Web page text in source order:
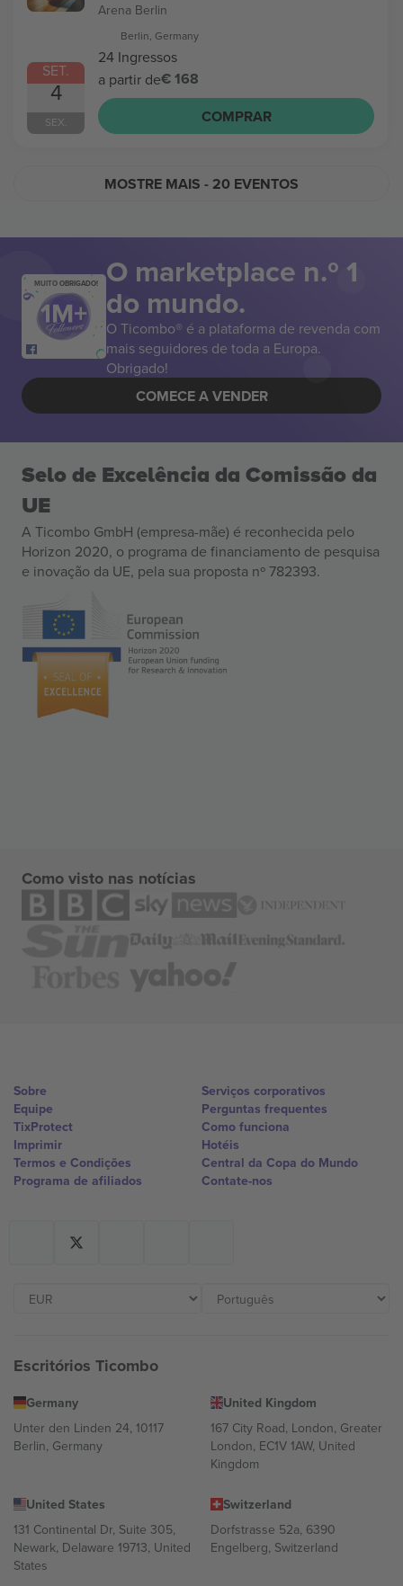
SET.
4
SEX.
Arena Berlin
Berlin, Germany
24 Ingressos
a partir de€ 168
COMPRAR
MOSTRE MAIS - 20 EVENTOS
MUITO OBRIGADO! O marketplace n.º 1
do mundo.
O Ticombo® é a plataforma de revenda com
mais seguidores de toda a Europa.
Obrigado!
COMECE A VENDER
Selo de Excelência da Comissão da
UE
A Ticombo GmbH (empresa-mãe) é reconhecida pelo
Horizon 2020, o programa de financiamento de pesquisa
e inovação da UE, pela sua proposta nº 782393.
Como visto nas notícias
Sobre
Equipe
TixProtect
Imprimir
Termos e Condições
Programa de afiliados
Serviços corporativos
Perguntas frequentes
Como funciona
Hotéis
Central da Copa do Mundo
Contate-nos
Escritórios Ticombo
Germany
Unter den Linden 24, 10117
Berlin, Germany
United Kingdom
167 City Road, London, Greater
London, EC1V 1AW, United
Kingdom
United States
131 Continental Dr, Suite 305,
Newark, Delaware 19713, United
States
Switzerland
Dorfstrasse 52a, 6390
Engelberg, Switzerland